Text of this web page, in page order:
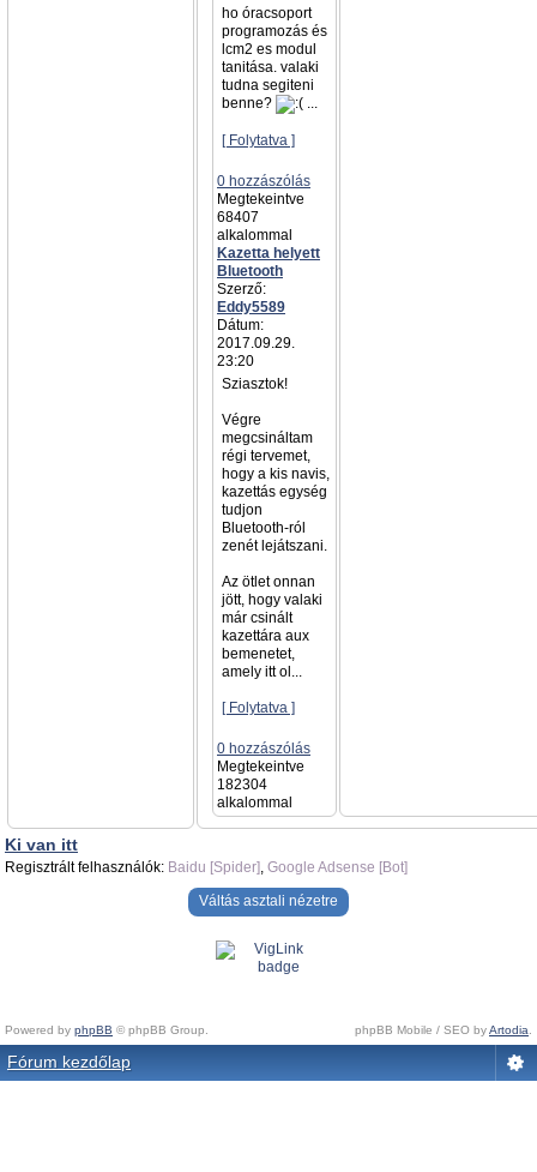
ho óracsoport
programozás és
lcm2 es modul
tanitása. valaki
tudna segiteni
benne?
...
[ Folytatva ]
0 hozzászólás
Megtekeintve
68407
alkalommal
Kazetta helyett
Bluetooth
Szerző:
Eddy5589
Dátum:
2017.09.29.
23:20
Sziasztok!
Végre
megcsináltam
régi tervemet,
hogy a kis navis,
kazettás egység
tudjon
Bluetooth-ról
zenét lejátszani.
Az ötlet onnan
jött, hogy valaki
már csinált
kazettára aux
bemenetet,
amely itt ol...
[ Folytatva ]
0 hozzászólás
Megtekeintve
182304
alkalommal
Ki van itt
Regisztrált felhasználók: Baidu [Spider], Google Adsense [Bot]
Váltás asztali nézetre
Powered by phpBB © phpBB Group. phpBB Mobile / SEO byArtodia.
Fórum kezdőlap